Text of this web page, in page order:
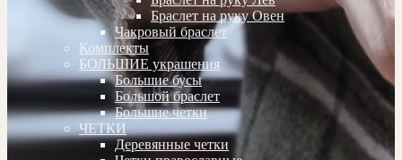
Браслет на руку Овен
Чакровый браслет
Комплекты
БОЛЬШИЕ украшения
Большие бусы
Большой браслет
Большие четки
ЧЕТКИ
Деревянные четки